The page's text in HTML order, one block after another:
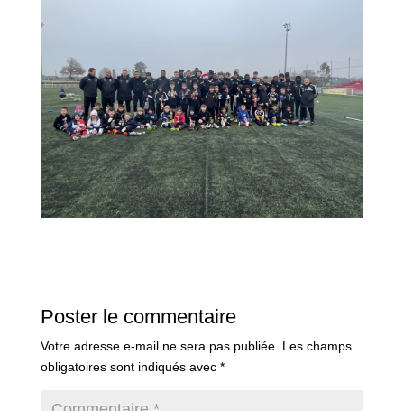
Poster le commentaire
Votre adresse e-mail ne sera pas publiée. Les champs
obligatoires sont indiqués avec *